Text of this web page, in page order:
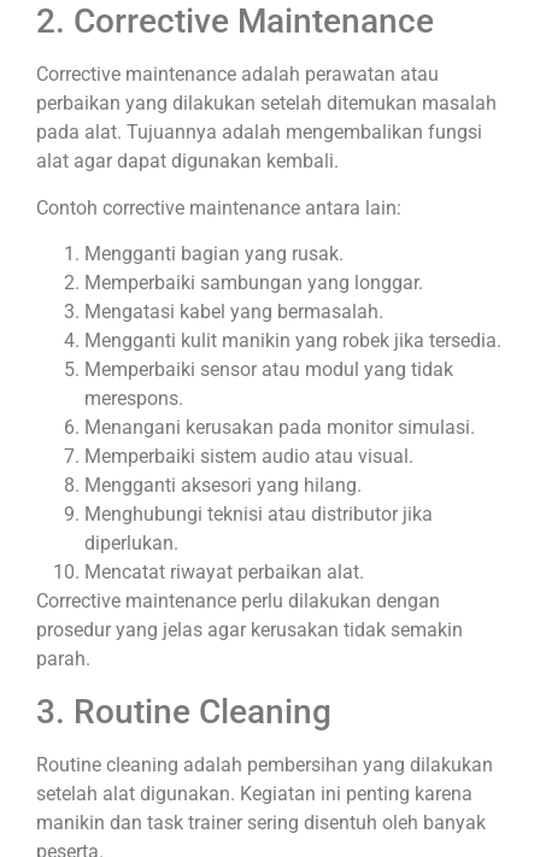
2. Corrective Maintenance
Corrective maintenance adalah perawatan atau
perbaikan yang dilakukan setelah ditemukan masalah
pada alat. Tujuannya adalah mengembalikan fungsi
alat agar dapat digunakan kembali.
Contoh corrective maintenance antara lain:
Mengganti bagian yang rusak.
Memperbaiki sambungan yang longgar.
Mengatasi kabel yang bermasalah.
Mengganti kulit manikin yang robek jika tersedia.
Memperbaiki sensor atau modul yang tidak
merespons.
Menangani kerusakan pada monitor simulasi.
Memperbaiki sistem audio atau visual.
Mengganti aksesori yang hilang.
Menghubungi teknisi atau distributor jika
diperlukan.
Mencatat riwayat perbaikan alat.
Corrective maintenance perlu dilakukan dengan
prosedur yang jelas agar kerusakan tidak semakin
parah.
3. Routine Cleaning
Routine cleaning adalah pembersihan yang dilakukan
setelah alat digunakan. Kegiatan ini penting karena
manikin dan task trainer sering disentuh oleh banyak
peserta.